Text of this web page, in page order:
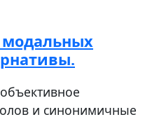
модальных
и синонимичные